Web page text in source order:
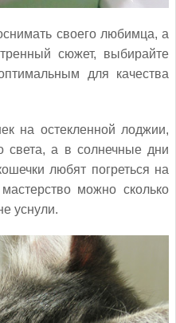
своего любимца, а
сюжет, выбирайте
для качества
на остекленной лоджии,
света, а в солнечные дни
любят погреться на
можно сколько
уснули.